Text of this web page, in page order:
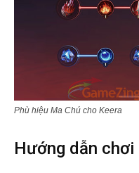
Phù hiệu Ma Chú cho Keera
Hướng dẫn chơi